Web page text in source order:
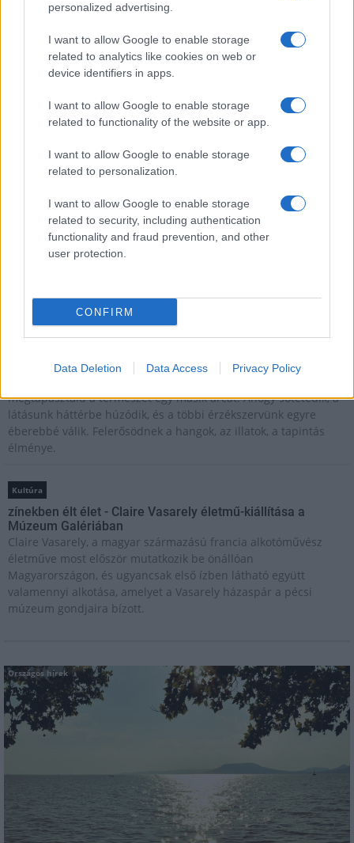
personalized advertising.
I want to allow Google to enable storage
related to analytics like cookies on web or
device identifiers in apps.
I want to allow Google to enable storage
related to functionality of the website or app.
I want to allow Google to enable storage
related to personalization.
I want to allow Google to enable storage
related to security, including authentication
functionality and fraud prevention, and other
user protection.
CONFIRM
Data Deletion Data Access Privacy Policy
Open Orfű: mozgás, zene, közösség
megtelik élettel, sporttal és élményekkel!
Brandnyúl mini disco
Kertben!
- csaknem 17 millió tonnával - messze a legnagyobb termelő.
Teliholdas Éjszakai Erdőfürdő
megtapasztald a természet egy másik arcát. Ahogy sötétedik, a
látásunk háttérbe húzódik, és a többi érzékszervünk egyre
éberebbé válik. Felerősödnek a hangok, az illatok, a tapintás
élménye.
Kultúra
zínekben élt élet - Claire Vasarely életmű-kiállítása a
Múzeum Galériában
Claire Vasarely, a magyar származású francia alkotóművész
életműve most először mutatkozik be önállóan
Magyarországon, és ugyancsak első ízben látható együtt
valamennyi alkotása, amelyet a Vasarely házaspár a pécsi
múzeum gondjaira bízott.
Országos hírek